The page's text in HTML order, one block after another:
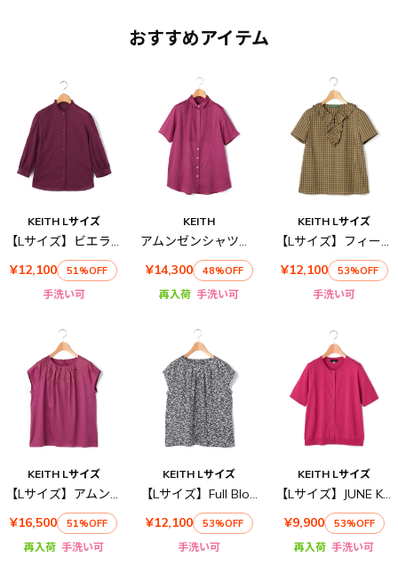
おすすめアイテム
KEITH Lサイズ
【Lサイズ】ビエラワッシャーブラウス
¥12,100
51%OFF
手洗い可
KEITH
アムンゼンシャツブラウス
¥14,300
48%OFF
再入荷 手洗い可
KEITH Lサイズ
【Lサイズ】フィールドチェックブラウス
¥12,100
53%OFF
手洗い可
KEITH Lサイズ
【Lサイズ】アムンゼンブラウス
¥16,500
51%OFF
再入荷 手洗い可
KEITH Lサイズ
【Lサイズ】Full Bloomブラウス
¥12,100
53%OFF
手洗い可
KEITH Lサイズ
【Lサイズ】JUNE Knitニット
¥9,900
53%OFF
再入荷 手洗い可